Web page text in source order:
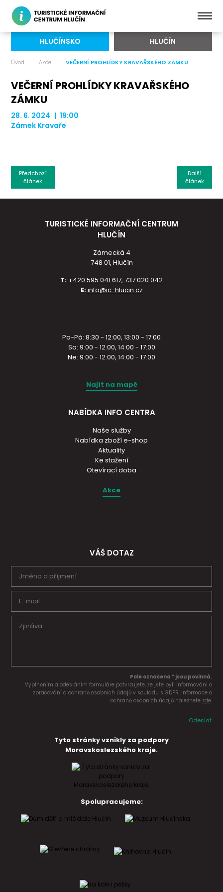
HLUČÍNSKO HLUČÍN
Úvod Akce VEČERNÍ PROHLÍDKY KRAVAŘSKÉHO ZÁMKU
VEČERNÍ PROHLÍDKY KRAVAŘSKÉHO
ZÁMKU
28. 6. 2024 | 19:00
Zámek Kravaře
Další
článek
Předchozí
článek
TURISTICKÉ INFORMAČNÍ CENTRUM
HLUČÍN
Zámecká 4
748 01, Hlučín
T: +420 595 041 617, 737 020 042
E:info@ic-hlucin.cz
Po-Pá: 8:30 - 12:00, 13:00 - 17:00
So: 9:00 - 12:00, 14:00 - 17:00
Ne: 9:00 - 12:00, 14:00 - 17:00
Najít na mapě
NABÍDKA INFO CENTRA
Naše služby
Nabídka zboží e-shop
Aktuality
Ke stažení
Otevírací doba
Akce
VÁŠ DOTAZ
Pole označena * jsou povinná.
Vyplněním a odesláním formuláře potvrzujete, že jste byli informováni o
zpracování a ochraně osobních údajů v souladu s GDPR. Informace o
ochraně osobních údajů naleznete zde.
Odeslat
Tyto stránky vznikly za podpory
Moravskoslezského kraje.
Spolupracujeme: